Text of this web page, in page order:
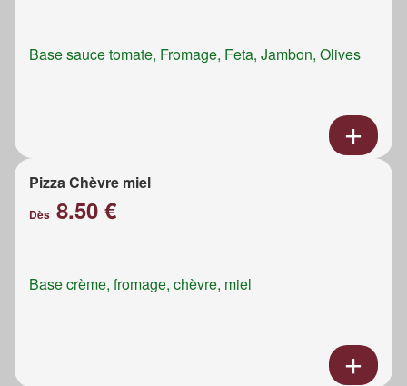
Base sauce tomate, Fromage, Feta, Jambon, Olives
Pizza Chèvre miel
Dès 8.50 €
Base crème, fromage, chèvre, miel